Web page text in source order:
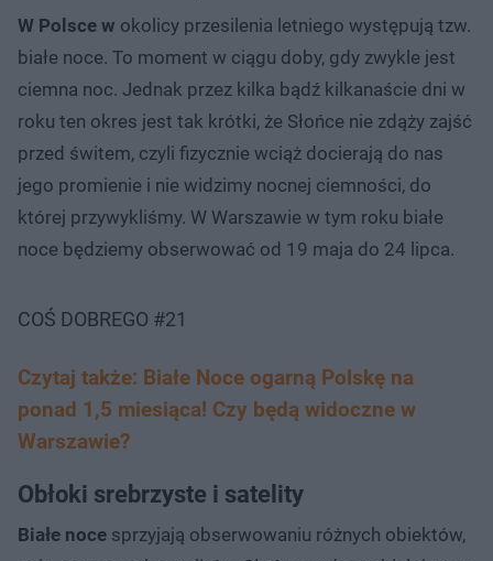
W Polsce w okolicy przesilenia letniego występują tzw.
białe noce. To moment w ciągu doby, gdy zwykle jest
ciemna noc. Jednak przez kilka bądź kilkanaście dni w
roku ten okres jest tak krótki, że Słońce nie zdąży zajść
przed świtem, czyli fizycznie wciąż docierają do nas
jego promienie i nie widzimy nocnej ciemności, do
której przywykliśmy. W Warszawie w tym roku białe
noce będziemy obserwować od 19 maja do 24 lipca.
COŚ DOBREGO #21
Czytaj także: Białe Noce ogarną Polskę na
ponad 1,5 miesiąca! Czy będą widoczne w
Warszawie?
Obłoki srebrzyste i satelity
Białe noce sprzyjają obserwowaniu różnych obiektów,